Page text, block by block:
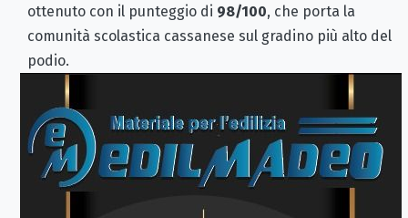
ottenuto con il punteggio di 98/100, che porta la
comunità scolastica cassanese sul gradino più alto del
podio.